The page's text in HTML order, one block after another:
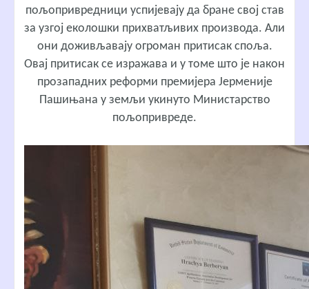
пољопривредници успијевају да бране свој став
за узгој еколошки прихватљивих производа. Али
они доживљавају огроман притисак споља.
Овај притисак се изражава и у томе што је након
прозападних реформи премијера Јерменије
Пашињана у земљи укинуто Министарство
пољопривреде.